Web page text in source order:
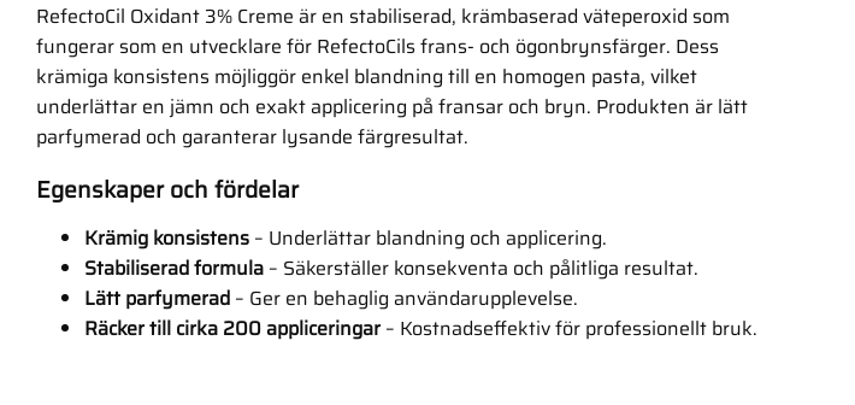
RefectoCil Oxidant 3% Creme är en stabiliserad, krämbaserad väteperoxid som
fungerar som en utvecklare för RefectoCils frans- och ögonbrynsfärger. Dess
krämiga konsistens möjliggör enkel blandning till en homogen pasta, vilket
underlättar en jämn och exakt applicering på fransar och bryn. Produkten är lätt
parfymerad och garanterar lysande färgresultat.
Egenskaper och fördelar
Krämig konsistens – Underlättar blandning och applicering.
Stabiliserad formula – Säkerställer konsekventa och pålitliga resultat.
Lätt parfymerad – Ger en behaglig användarupplevelse.
Räcker till cirka 200 appliceringar – Kostnadseffektiv för professionellt bruk.